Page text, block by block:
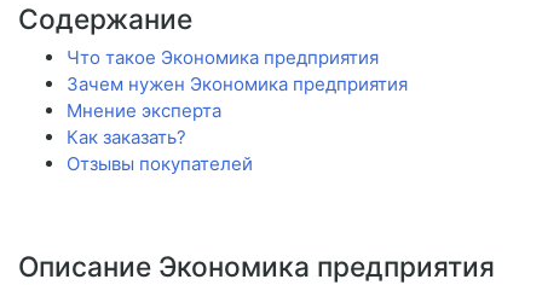
Содержание
Что такое Экономика предприятия
Зачем нужен Экономика предприятия
Мнение эксперта
Как заказать?
Отзывы покупателей
Описание Экономика предприятия